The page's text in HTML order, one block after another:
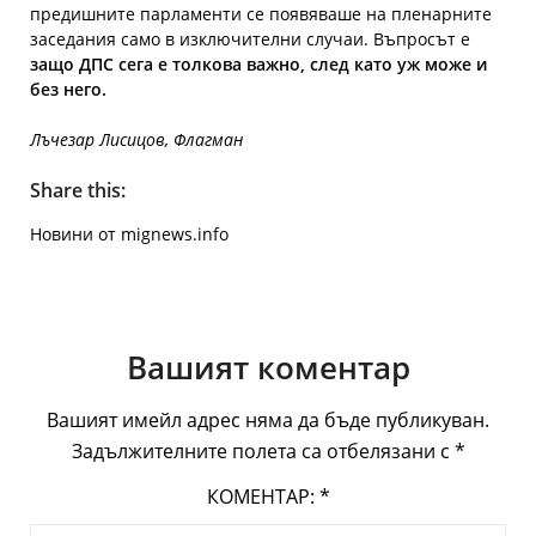
предишните парламенти се появяваше на пленарните
заседания само в изключителни случаи. Въпросът е
защо ДПС сега е толкова важно, след като уж може и
без него.
Лъчезар Лисицов, Флагман
Share this:
Новини от mignews.info
Вашият коментар
Вашият имейл адрес няма да бъде публикуван.
Задължителните полета са отбелязани с *
КОМЕНТАР: *